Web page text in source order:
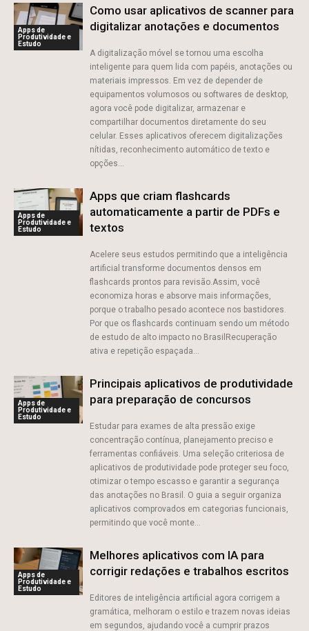
Apps de
Produtividade e
Estudo
Como usar aplicativos de scanner para
digitalizar anotações e documentos
A digitalização móvel se tornou uma escolha
inteligente para quem lida com papéis, anotações ou
materiais impressos. Em vez de depender de
equipamentos volumosos ou softwares de desktop,
agora você pode digitalizar, armazenar e
compartilhar documentos diretamente do seu
celular. Esses aplicativos oferecem digitalizações
nítidas, reconhecimento automático de texto e
opções...
Apps de
Produtividade e
Estudo
Apps que criam flashcards
automaticamente a partir de PDFs e
textos
Acelere seus estudos permitindo que a inteligência
artificial transforme documentos densos em
flashcards prontos para revisão.Assim, você
economiza horas e absorve mais informações,
porque o trabalho pesado acontece nos bastidores.
Por que os flashcards continuam sendo um método
de estudo de alto impacto no BrasilRecuperação
ativa e repetição espaçada...
Apps de
Produtividade e
Estudo
Principais aplicativos de produtividade
para preparação de concursos
Estudar para exames de alta pressão exige
concentração contínua, planejamento preciso e
ferramentas confiáveis. Uma seleção criteriosa de
aplicativos de produtividade pode proteger seu foco,
otimizar o tempo escasso e garantir a segurança
das anotações no Brasil. O guia a seguir organiza
aplicativos comprovados em categorias funcionais,
permitindo que você monte...
Apps de
Produtividade e
Estudo
Melhores aplicativos com IA para
corrigir redações e trabalhos escritos
Editores de inteligência artificial agora corrigem a
gramática, melhoram o estilo e trazem novas ideias
em segundos, ajudando você a cumprir prazos